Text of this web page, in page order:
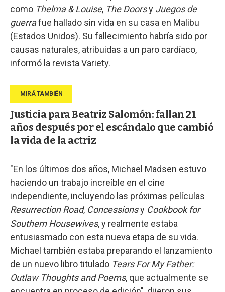
como Thelma & Louise, The Doorsy Juegos de
guerrafue hallado sin vida en su casa en Malibu
(Estados Unidos). Su fallecimiento habría sido por
causas naturales, atribuidas a un paro cardíaco,
informó la revista Variety.
Justicia para Beatriz Salomón: fallan 21
años después por el escándalo que cambió
la vida de la actriz
"En los últimos dos años, Michael Madsen estuvo
haciendo un trabajo increíble en el cine
independiente, incluyendo las próximas películas
Resurrection Road, Concessionsy Cookbook for
Southern Housewives, y realmente estaba
entusiasmado con esta nueva etapa de su vida.
Michael también estaba preparando el lanzamiento
de un nuevo libro titulado Tears For My Father:
Outlaw Thoughts and Poems, que actualmente se